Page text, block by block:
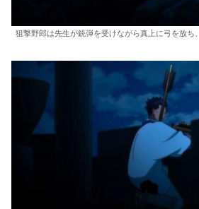
狙撃野郎は先生が銃弾を受けながら真上に弓を放ち、